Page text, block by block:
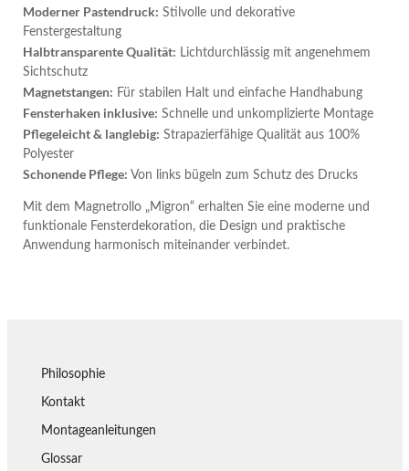
Moderner Pastendruck: Stilvolle und dekorative
Fenstergestaltung
Halbtransparente Qualität: Lichtdurchlässig mit angenehmem
Sichtschutz
Magnetstangen: Für stabilen Halt und einfache Handhabung
Fensterhaken inklusive: Schnelle und unkomplizierte Montage
Pflegeleicht & langlebig: Strapazierfähige Qualität aus 100%
Polyester
Schonende Pflege: Von links bügeln zum Schutz des Drucks
Mit dem Magnetrollo „Migron“ erhalten Sie eine moderne und
funktionale Fensterdekoration, die Design und praktische
Anwendung harmonisch miteinander verbindet.
Philosophie
Kontakt
Montageanleitungen
Glossar